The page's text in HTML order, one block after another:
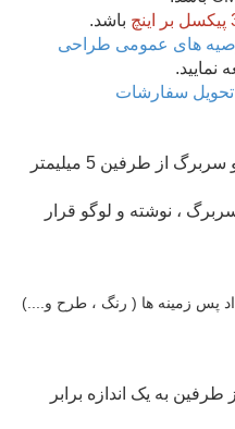
باشد.
های عمومی طراحی
نمایید.
تحویل سفارشات
- حاشیه برش در تراکت ، پوستر و سربرگ از طرفین 5 میلیمتر
، نوشته و لوگو قرار
پس زمینه ها ( رنگ ، طرح و....)
به یک اندازه برابر